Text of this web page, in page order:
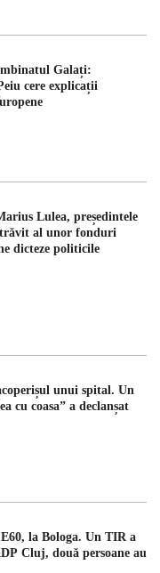
Galați:
cere explicații
Lulea, președintele
al unor fonduri
dicteze politicile
unui spital. Un
cu coasa” a declanșat
la Bologa. Un TIR a
Cluj, două persoane au